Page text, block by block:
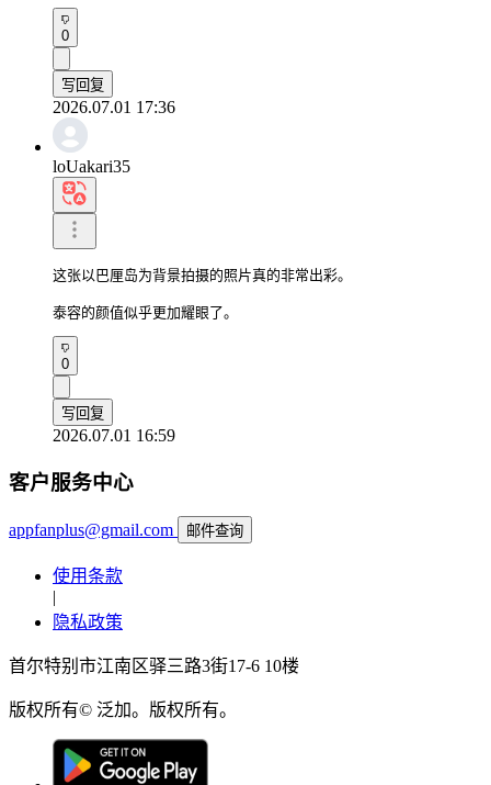
0
写回复
2026.07.01 17:36
loUakari35
这张以巴厘岛为背景拍摄的照片真的非常出彩。
泰容的颜值似乎更加耀眼了。
0
写回复
2026.07.01 16:59
客户服务中心
appfanplus@gmail.com 邮件查询
使用条款
|
隐私政策
首尔特别市江南区驿三路3街17-6 10楼
版权所有© 泛加。版权所有。